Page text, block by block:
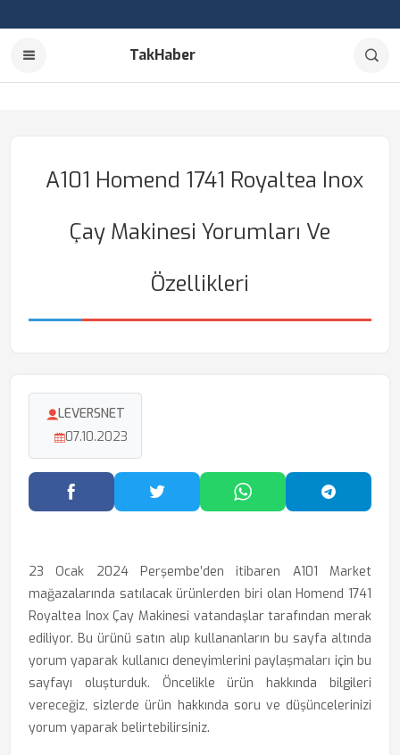
TakHaber
A101 Homend 1741 Royaltea Inox
Çay Makinesi Yorumları Ve
Özellikleri
LEVERSNET
07.10.2023
Facebook'ta PaylaşTwitter'da PaylaşWhatsApp'ta Paylaş
23 Ocak 2024 Perşembe’den itibaren A101 Market
mağazalarında satılacak ürünlerden biri olan Homend 1741
Royaltea Inox Çay Makinesi vatandaşlar tarafından merak
ediliyor. Bu ürünü satın alıp kullananların bu sayfa altında
yorum yaparak kullanıcı deneyimlerini paylaşmaları için bu
sayfayı oluşturduk. Öncelikle ürün hakkında bilgileri
vereceğiz, sizlerde ürün hakkında soru ve düşüncelerinizi
yorum yaparak belirtebilirsiniz.